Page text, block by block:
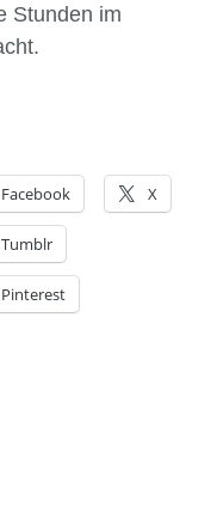
Stunden im
Facebook X
Tumblr
Pinterest